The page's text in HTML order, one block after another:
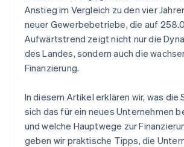
Crowdfunding
Anstieg im Vergleich zu den vier
neuer Gewerbebetriebe, die auf
Aufwärtstrend zeigt nicht nur die
des Landes, sondern auch die
Finanzierung.
In diesem Artikel erklären wir, was
sich das für ein neues Unternehmen
und welche Hauptwege zur
geben wir praktische Tipps, die